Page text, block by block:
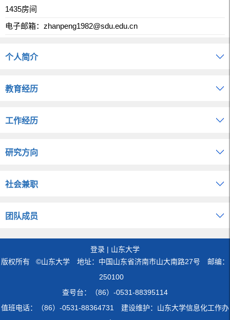
1435房间
电子邮箱： zhanpeng1982@sdu.edu.cn
个人简介
教育经历
工作经历
研究方向
社会兼职
团队成员
登录 | 山东大学
版权所有 ©山东大学 地址：中国山东省济南市山大南路27号 邮编：
250100
查号台：（86）-0531-88395114
值班电话：（86）-0531-88364731 建设维护：山东大学信息化工作办